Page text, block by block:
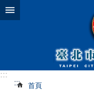
跳到主要內容區塊
:::
:::
首頁